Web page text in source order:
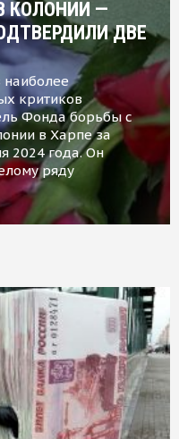
КОЛОНИИ —
ДВЕ
критиков
Фонда борьбы с
в Харпе за
2024 года. Он
ряду